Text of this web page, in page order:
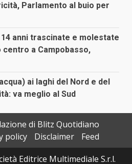
Parlamento al buio per
anni trascinate e molestate
a Campobasso,
ai laghi del Nord e del
va meglio al Sud
di Blitz Quotidiano
policy Disclaimer
Feed
Editrice Multimediale S.r.l.